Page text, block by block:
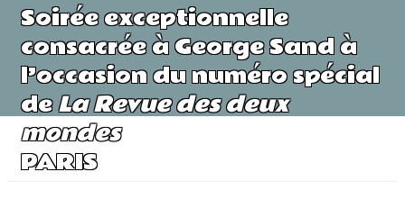
Soirée exceptionnelle
consacrée à George Sand à
l’occasion du numéro spécial
deLa Revue des deux
mondes
PARIS